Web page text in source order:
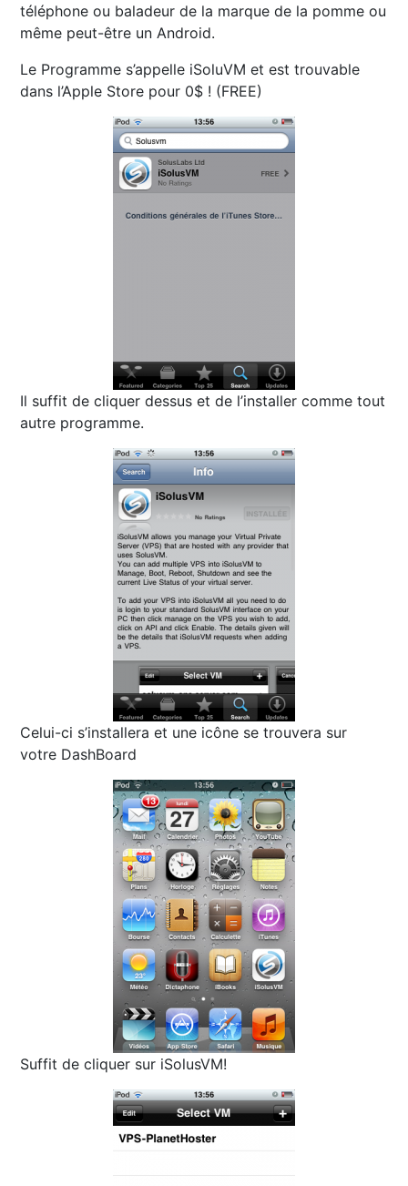
téléphone ou baladeur de la marque de la pomme ou
même peut-être un Android.
Le Programme s’appelle iSoluVM et est trouvable
dans l’Apple Store pour 0$ ! (FREE)
Il suffit de cliquer dessus et de l’installer comme tout
autre programme.
Celui-ci s’installera et une icône se trouvera sur
votre DashBoard
Suffit de cliquer sur iSolusVM!